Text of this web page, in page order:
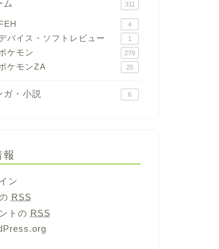
ム 311
FEH 4
バイス・ソフトレビュー 1
ケモン 279
ケモンZA 25
ガ・小説 6
報
ン
RSS
トの RSS